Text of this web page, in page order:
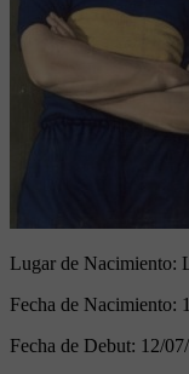
Lugar de Nacimiento:
Fecha de Nacimiento:
Fecha de Debut: 12/